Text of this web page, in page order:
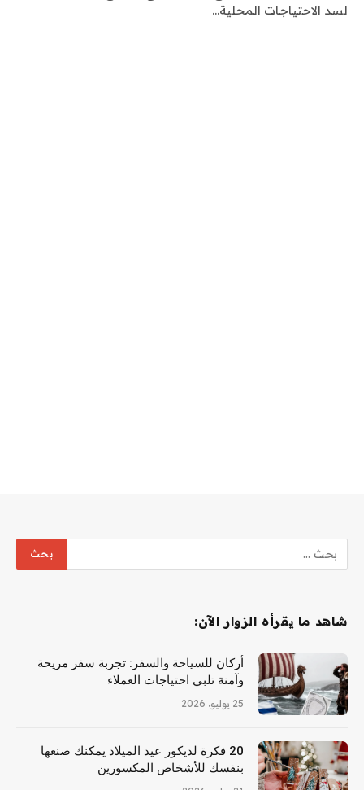
لسد الاحتياجات المحلية…
شاهد ما يقرأه الزوار الآن:
أركان للسياحة والسفر: تجربة سفر مريحة
وآمنة تلبي احتياجات العملاء
25 يوليو، 2026
20 فكرة لديكور عيد الميلاد يمكنك صنعها
بنفسك للأشخاص المكسورين